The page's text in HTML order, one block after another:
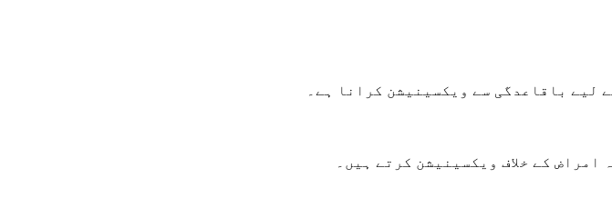
لیے باقاعدگی سے ویکسینیشن کرانا ہے۔
کے خلاف ویکسینیشن کرتے ہیں۔